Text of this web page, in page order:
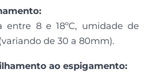
entre 8 e 18ºC, umidade de
de 30 a 80mm).
ao espigamento: